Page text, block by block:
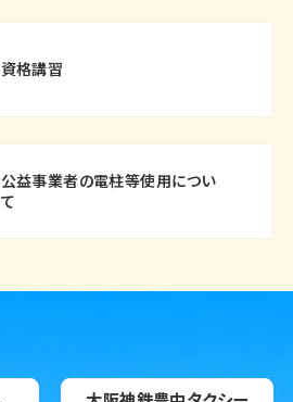
資格講習
公益事業者の電柱等使用につい
て